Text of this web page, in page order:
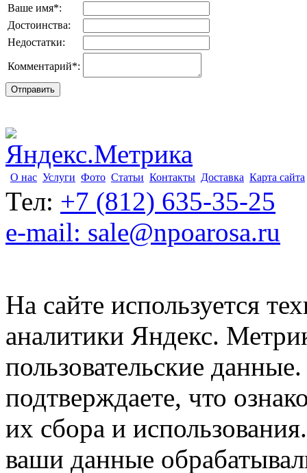
Ваше имя*:
Достоинства:
Недостатки:
Комментарий*:
О нас Услуги Фото Статьи Контакты Доставка Карта сайта
Тел: +7 (812) 635-35-25
e-mail: sale@npoarosa.ru
На сайте используется
аналитики Яндекс.
пользовательские
подтверждаете, что
их сбора и
ваши данные